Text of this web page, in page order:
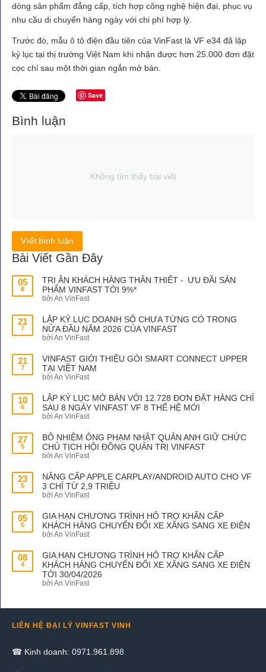
dòng sản phẩm đẳng cấp, tích hợp công nghệ hiện đại, phục vụ
nhu cầu di chuyển hàng ngày với chi phí hợp lý.
Trước đó, mẫu ô tô điện đầu tiên của VinFast là VF e34 đã lập
kỷ lục tại thị trường Việt Nam khi nhận được hơn 25.000 đơn đặt
cọc chỉ sau một thời gian ngắn mở bán.
Save
Bình luận
Không tìm thấy bài viết
Viết bình luận
Bài Viết Gần Đây
05
8
TRI ÂN KHÁCH HÀNG THÂN THIẾT - ƯU ĐÃI SẢN
PHẨM VINFAST TỚI 9%*
bởi An VinFast
21
7
LẬP KỶ LỤC DOANH SỐ CHƯA TỪNG CÓ TRONG
NỬA ĐẦU NĂM 2026 CỦA VINFAST
bởi An VinFast
21
7
VINFAST GIỚI THIỆU GÓI SMART CONNECT UPPER
TẠI VIỆT NAM
bởi An VinFast
10
6
LẬP KỶ LỤC MỞ BÁN VỚI 12.728 ĐƠN ĐẶT HÀNG CHỈ
SAU 8 NGÀY VINFAST VF 8 THẾ HỆ MỚI
bởi An VinFast
27
5
BỔ NHIỆM ÔNG PHẠM NHẬT QUÂN ANH GIỮ CHỨC
CHỦ TỊCH HỘI ĐỒNG QUẢN TRỊ VINFAST
bởi An VinFast
23
5
NÂNG CẤP APPLE CARPLAY/ANDROID AUTO CHO VF
3 CHỈ TỪ 2,9 TRIỆU
bởi An VinFast
05
5
GIA HẠN CHƯƠNG TRÌNH HỖ TRỢ KHẨN CẤP
KHÁCH HÀNG CHUYỂN ĐỔI XE XĂNG SANG XE ĐIỆN
bởi An VinFast
08
4
GIA HẠN CHƯƠNG TRÌNH HỖ TRỢ KHẨN CẤP
KHÁCH HÀNG CHUYỂN ĐỔI XE XĂNG SANG XE ĐIỆN
TỚI 30/04/2026
bởi An VinFast
LIÊN HỆ ĐẠI LÝ VINFAST VINH
☎ Kinh doanh: 0971.961.898